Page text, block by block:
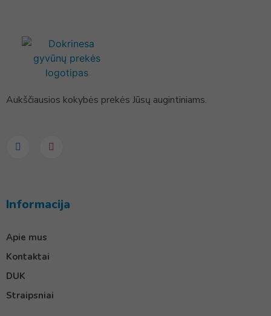
Aukščiausios kokybės prekės Jūsų augintiniams.
Informacija
Apie mus
Kontaktai
DUK
Straipsniai